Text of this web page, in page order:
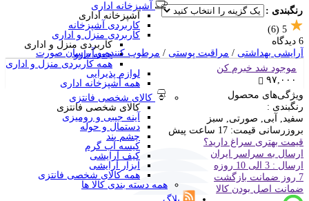
آشپزخانه اداری
آشپزخانه اداری
کاربردی آشپزخانه
کاربردی منزل و اداری
کاربردی منزل و اداری
جعبه دارو
همه کاربردی منزل و اداری
لوازم پذیرایی
همه آشپزخانه اداری
کالای شخصی فانتزی
کالای شخصی فانتزی
آینه جیبی و رومیزی
دستمال و حوله
چشم بند
کیسه آب گرم
کیف آرایشی
ابزار آرایشی
همه کالای شخصی فانتزی
همه دسته بندی کالا ها
رنگبندی :
5
(6)
6 دیدگاه
آرایشی بهداشتی / مراقبت پوستی / مرطوب کننده و آبرسان صورت
موجود شد خبرم کن
۹۷,۰۰۰
ویژگی‌های محصول
رنگبندی :
سفید, آبی, صورتی, سبز
بروزرسانی قیمت: 17 ساعت پیش
قیمت بهتری سراغ دارید؟
ارسال به سراسر ایران
ارسال : 3 الی 10 روزه
7 روز ضمانت بازگشت
ضمانت اصل بودن کالا